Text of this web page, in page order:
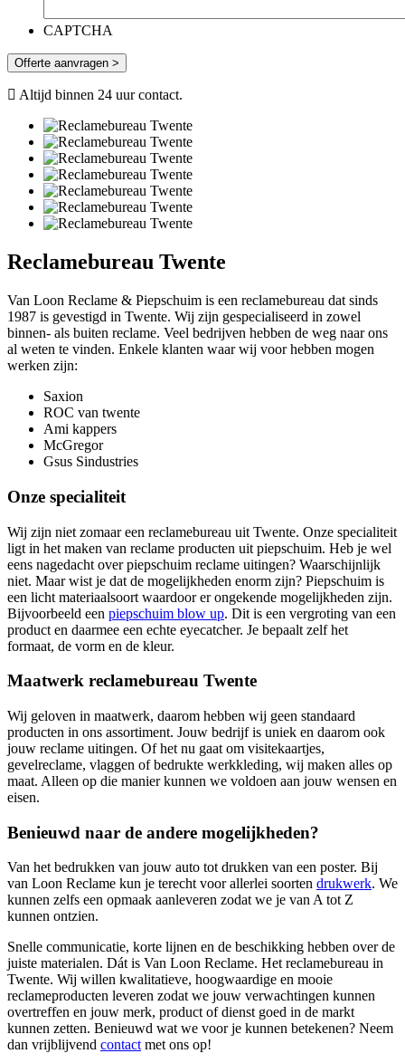
CAPTCHA
Offerte aanvragen >
Altijd binnen 24 uur contact.
Reclamebureau Twente
Van Loon Reclame & Piepschuim is een reclamebureau dat sinds
1987 is gevestigd in Twente. Wij zijn gespecialiseerd in zowel
binnen- als buiten reclame. Veel bedrijven hebben de weg naar ons
al weten te vinden. Enkele klanten waar wij voor hebben mogen
werken zijn:
Saxion
ROC van twente
Ami kappers
McGregor
Gsus Sindustries
Onze specialiteit
Wij zijn niet zomaar een reclamebureau uit Twente. Onze specialiteit
ligt in het maken van reclame producten uit piepschuim. Heb je wel
eens nagedacht over piepschuim reclame uitingen? Waarschijnlijk
niet. Maar wist je dat de mogelijkheden enorm zijn? Piepschuim is
een licht materiaalsoort waardoor er ongekende mogelijkheden zijn.
Bijvoorbeeld een piepschuim blow up. Dit is een vergroting van een
product en daarmee een echte eyecatcher. Je bepaalt zelf het
formaat, de vorm en de kleur.
Maatwerk reclamebureau Twente
Wij geloven in maatwerk, daarom hebben wij geen standaard
producten in ons assortiment. Jouw bedrijf is uniek en daarom ook
jouw reclame uitingen. Of het nu gaat om visitekaartjes,
gevelreclame, vlaggen of bedrukte werkkleding, wij maken alles op
maat. Alleen op die manier kunnen we voldoen aan jouw wensen en
eisen.
Benieuwd naar de andere mogelijkheden?
Van het bedrukken van jouw auto tot drukken van een poster. Bij
van Loon Reclame kun je terecht voor allerlei soorten drukwerk. We
kunnen zelfs een opmaak aanleveren zodat we je van A tot Z
kunnen ontzien.
Snelle communicatie, korte lijnen en de beschikking hebben over de
juiste materialen. Dát is Van Loon Reclame. Het reclamebureau in
Twente. Wij willen kwalitatieve, hoogwaardige en mooie
reclameproducten leveren zodat we jouw verwachtingen kunnen
overtreffen en jouw merk, product of dienst goed in de markt
kunnen zetten. Benieuwd wat we voor je kunnen betekenen? Neem
dan vrijblijvend contact met ons op!